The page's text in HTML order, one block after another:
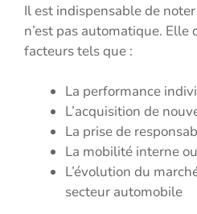
Il est indispensable de
n’est pas automatique.
facteurs tels que :
La performance
L’acquisition de
La prise de
La mobilité interne
L’évolution du
secteur automobile